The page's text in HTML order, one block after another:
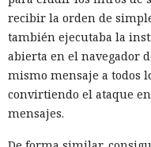
recibir la orden de
también ejecutaba la
abierta en el navegador
mismo mensaje a todos
convirtiendo el ataque
mensajes.